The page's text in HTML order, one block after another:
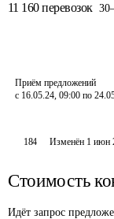
11 160 перевозок 30
Приём предложений
с 16.05.24, 09:00 по
184 Изменён 1 июн
Стоимость
Идёт запрос